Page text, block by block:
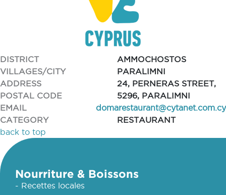
DISTRICT
AMMOCHOSTOS
VILLAGES/CITY
PARALIMNI
ADDRESS
24, PERNERAS STREET,
POSTAL CODE
5296, PARALIMNI
EMAIL
domarestaurant@cytanet.com.cy
CATEGORY
RESTAURANT
back to top
Nourriture & Boissons
- Recettes locales